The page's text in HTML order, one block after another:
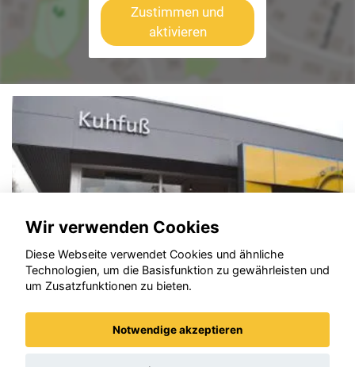
Zustimmen und
aktivieren
Wir verwenden Cookies
Diese Webseite verwendet Cookies und ähnliche
Technologien, um die Basisfunktion zu gewährleisten und
um Zusatzfunktionen zu bieten.
Notwendige akzeptieren